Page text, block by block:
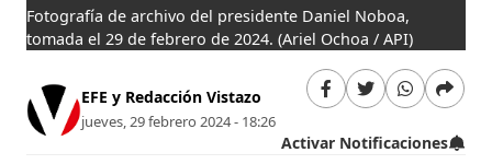
Fotografía de archivo del presidente Daniel Noboa,
tomada el 29 de febrero de 2024. (Ariel Ochoa / API)
EFE y Redacción Vistazo
jueves, 29 febrero 2024 - 18:26
Activar Notificaciones